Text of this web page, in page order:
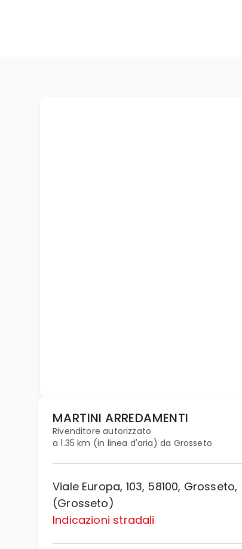
MARTINI ARREDAMENTI
Rivenditore autorizzato
a 1.35 km (in linea d'aria) da Grosseto
Viale Europa, 103, 58100, Grosseto,
(Grosseto)
Indicazioni stradali